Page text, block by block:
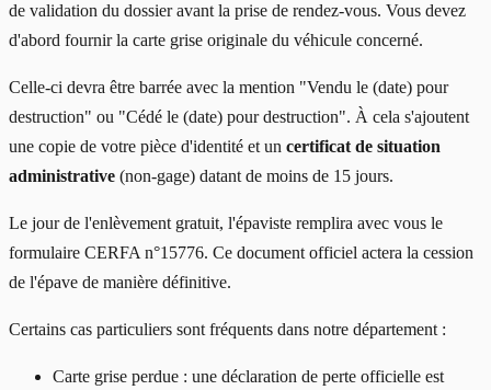
de validation du dossier avant la prise de rendez-vous. Vous devez
d'abord fournir la carte grise originale du véhicule concerné.
Celle-ci devra être barrée avec la mention "Vendu le (date) pour
destruction" ou "Cédé le (date) pour destruction". À cela s'ajoutent
une copie de votre pièce d'identité et un certificat de situation
administrative (non-gage) datant de moins de 15 jours.
Le jour de l'enlèvement gratuit, l'épaviste remplira avec vous le
formulaire CERFA n°15776. Ce document officiel actera la cession
de l'épave de manière définitive.
Certains cas particuliers sont fréquents dans notre département :
Carte grise perdue : une déclaration de perte officielle est